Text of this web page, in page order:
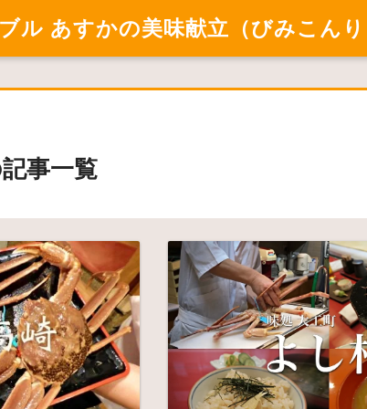
ル あすかの美味献立（びみこんり
記事一覧